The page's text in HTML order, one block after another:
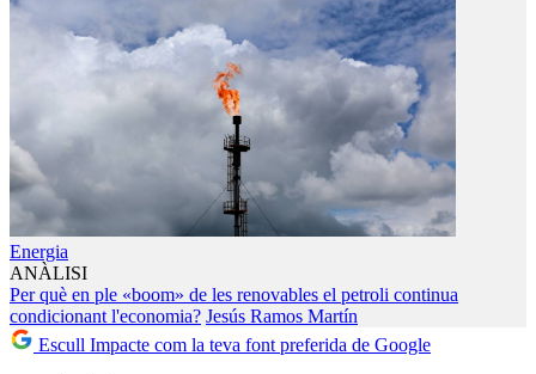
Energia
ANÀLISI
Per què en ple «boom» de les renovables el petroli continua
condicionant l'economia? Jesús Ramos Martín
Escull Impacte com la teva font preferida de Google